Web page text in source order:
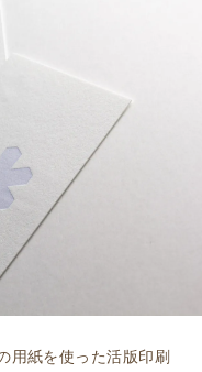
用紙を使った活版印刷